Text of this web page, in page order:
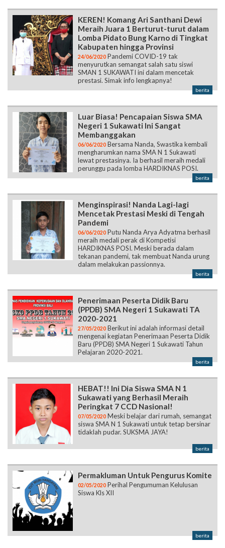
KEREN! Komang Ari Santhani Dewi
Meraih Juara 1 Berturut-turut dalam
Lomba Pidato Bung Karno di Tingkat
Kabupaten hingga Provinsi
24/06/2020 Pandemi COVID-19 tak
menyurutkan semangat salah satu siswi
SMAN 1 SUKAWATI ini dalam mencetak
prestasi. Simak info lengkapnya!
berita
Luar Biasa! Pencapaian Siswa SMA
Negeri 1 Sukawati Ini Sangat
Membanggakan
06/06/2020 Bersama Nanda, Swastika kembali
mengharumkan nama SMA N 1 Sukawati
lewat prestasinya. Ia berhasil meraih medali
perunggu pada lomba HARDIKNAS POSI.
berita
Menginspirasi! Nanda Lagi-lagi
Mencetak Prestasi Meski di Tengah
Pandemi
06/06/2020 Putu Nanda Arya Adyatma berhasil
meraih medali perak di Kompetisi
HARDIKNAS POSI. Meski berada dalam
tekanan pandemi, tak membuat Nanda urung
dalam melakukan passionnya.
berita
Penerimaan Peserta Didik Baru
(PPDB) SMA Negeri 1 Sukawati TA
2020-2021
27/05/2020 Berikut ini adalah informasi detail
mengenai kegiatan Penerimaan Peserta Didik
Baru (PPDB) SMA Negeri 1 Sukawati Tahun
Pelajaran 2020-2021.
berita
HEBAT!! Ini Dia Siswa SMA N 1
Sukawati yang Berhasil Meraih
Peringkat 7 CCD Nasional!
07/05/2020 Meski belajar dari rumah, semangat
siswa SMA N 1 Sukawati untuk tetap bersinar
tidaklah pudar. SUKSMA JAYA!
berita
Permakluman Untuk Pengurus Komite
02/05/2020 Perihal Pengumuman Kelulusan
Siswa Kls XII
berita